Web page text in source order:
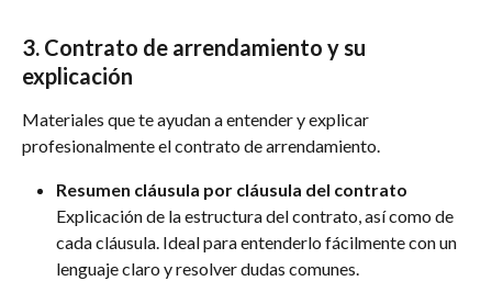
3. Contrato de arrendamiento y su
explicación
Materiales que te ayudan a entender y explicar
profesionalmente el contrato de arrendamiento.
Resumen cláusula por cláusula del contrato
Explicación de la estructura del contrato, así como de
cada cláusula. Ideal para entenderlo fácilmente con un
lenguaje claro y resolver dudas comunes.